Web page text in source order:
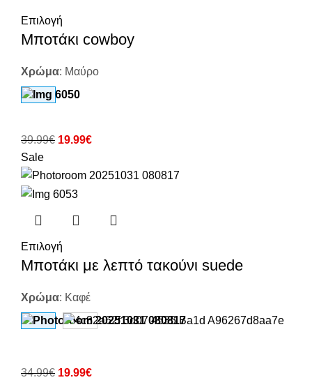
Επιλογή
Μποτάκι cowboy
Χρώμα: Μαύρο
39.99€ 19.99€
Sale
Επιλογή
Μποτάκι με λεπτό τακούνι suede
Χρώμα: Καφέ
34.99€ 19.99€